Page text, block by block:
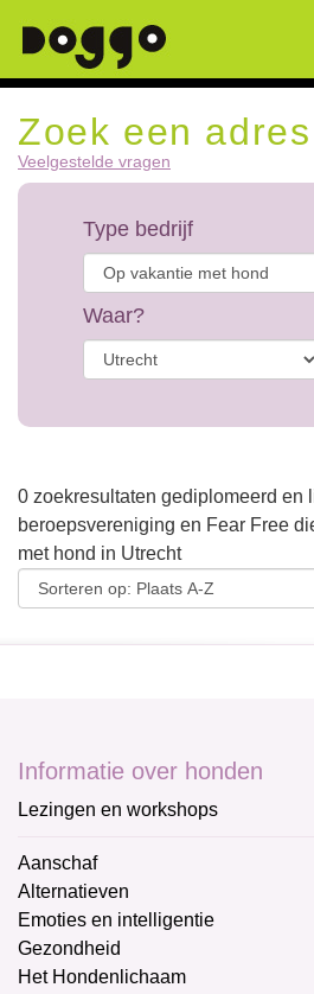
Zoek een adres
Veelgestelde vragen
Type bedrijf
Waar?
0 zoekresultaten gediplomeerd en
beroepsvereniging en Fear Free
met hond in Utrecht
Informatie over honden
Lezingen en workshops
Aanschaf
Alternatieven
Emoties en intelligentie
Gezondheid
Het Hondenlichaam